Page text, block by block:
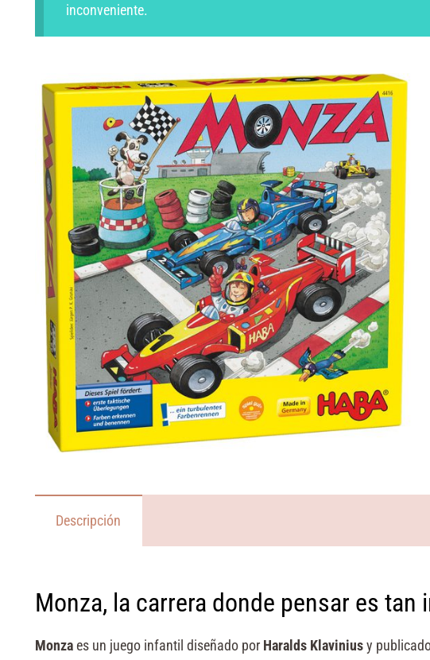
inconveniente.
Descripción
Monza, la carrera donde pensar es
Monza es un juego infantil diseñado por Haralds Klavinius y